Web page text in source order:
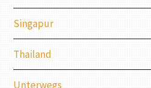
Singapur
Thailand
Unterwegs